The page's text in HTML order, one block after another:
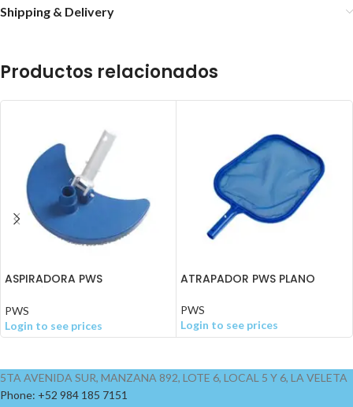
Shipping & Delivery
Productos relacionados
ASPIRADORA PWS
C/CEPILLO
PWS
Login to see prices
ATRAPADOR PWS PLANO
PWS
Login to see prices
5TA AVENIDA SUR, MANZANA 892, LOTE 6, LOCAL 5 Y 6, LA VELETA
Phone: +52 984 185 7151